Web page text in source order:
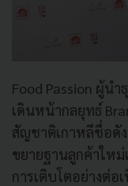
Food Passion ผู้น
เดินหน้ากลยุทธ์
สัญชาติเกาหลีชื่อดัง
ขยายฐานลูกค้าให
การเติบโตอย่างต่อ